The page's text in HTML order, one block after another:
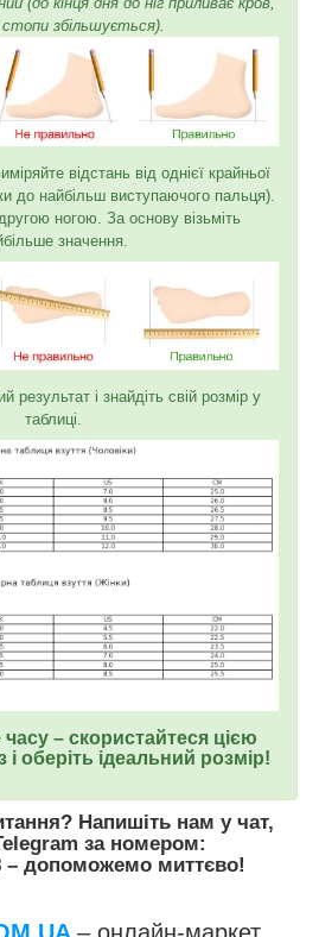
стопи збільшується).
відстань від однієї крайньої
до найбільш виступаючого пальця).
ногою. За основу візьміть
значення.
результат і знайдіть свій розмір у
таблиці.
– скористайтеся цією
і оберіть ідеальний розмір!
Напишіть нам у чат,
за номером:
– допоможемо миттєво!